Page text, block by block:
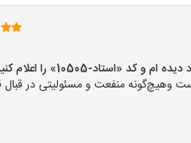
10505» را اعلام کنید»
منفعت و مسئولیتی در قبال